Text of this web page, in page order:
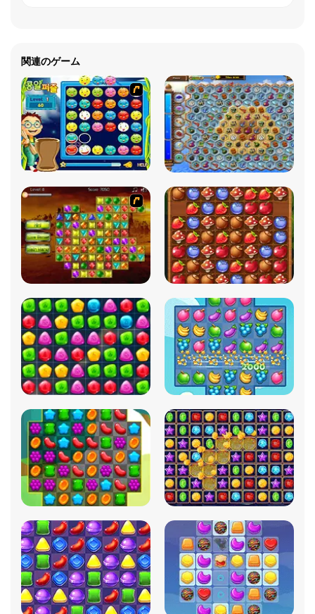
関連のゲーム